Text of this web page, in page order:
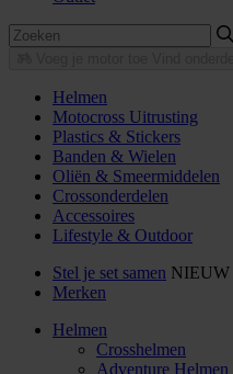
Helmen
Motocross Uitrusting
Plastics & Stickers
Banden & Wielen
Oliën & Smeermiddelen
Crossonderdelen
Accessoires
Lifestyle & Outdoor
Stel je set samen NIEUW
Merken
Helmen
Crosshelmen
Adventure Helmen